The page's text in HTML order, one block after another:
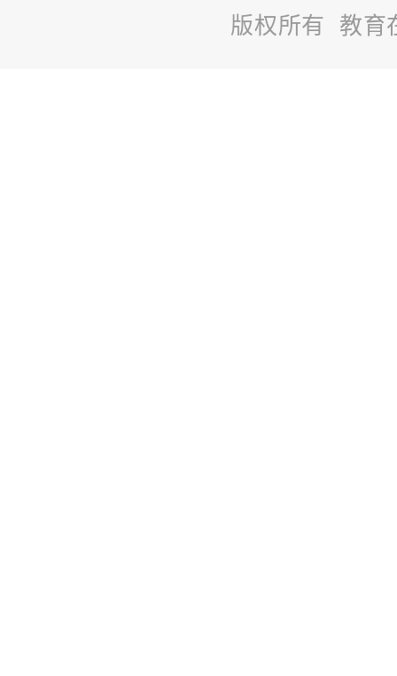
版权所有 教育